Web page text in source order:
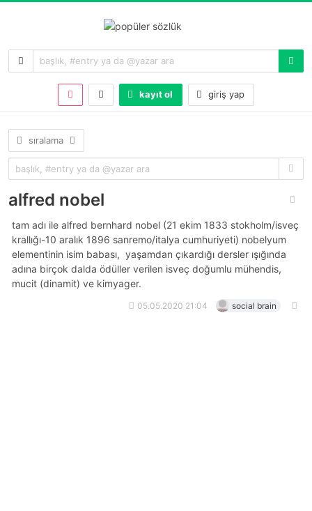
kayıt ol giriş yap
sıralama
alfred nobel
tam adı ile alfred bernhard nobel (21 ekim 1833 stokholm/isveç
krallığı-10 aralık 1896 sanremo/italya cumhuriyeti) nobelyum
elementinin isim babası, yaşamdan çıkardığı dersler ışığında
adına birçok dalda ödüller verilen isveç doğumlu mühendis,
mucit (dinamit) ve kimyager.
05.05.2020 21:04 social brain